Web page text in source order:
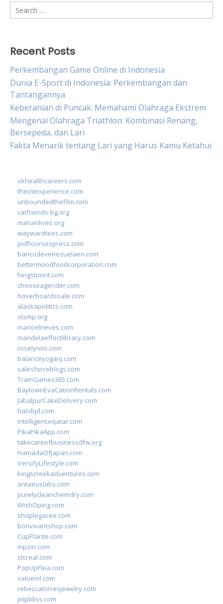
Search
for:
Recent Posts
Perkembangan Game Online di Indonesia
Dunia E-Sport di Indonesia: Perkembangan dan
Tantangannya
Keberanian di Puncak: Memahami Olahraga Ekstrem
Mengenal Olahraga Triathlon: Kombinasi Renang,
Bersepeda, dan Lari
Fakta Menarik tentang Lari yang Harus Kamu Ketahui
okhealthcareers.com
theintexperience.com
unboundedthefilm.com
catfriends-bg.org
marianlives.org
waywardtees.com
pidfloorsexpress.com
bancodevenezuelaen.com
bettermoodfoodcorporation.com
hingstonnt.com
chooseagender.com
hoverboardssale.com
alaskapolitics.com
stsmp.org
manoelneves.com
mandelaeffectlibrary.com
roselynns.com
balanceyoganj.com
salesforceblogs.com
TrainGames365.com
BaytownEvaCationRentals.com
JabalpurCakeDelivery.com
halobjd.com
intelligenceqatar.com
PikaPikaApp.com
takecareofbusinessdfw.org
HamadaOfJapan.com
VersifyLifestyle.com
kingscreekadventures.com
antaeuslabs.com
purelycleanchemdry.com
WishOping.com
shoplegacee.com
bonvivantshop.com
CupPlante.com
mpzin.com
stcreal.com
PopUpFlea.com
valueml.com
rebeccatorresjewelry.com
jmpbliss.com